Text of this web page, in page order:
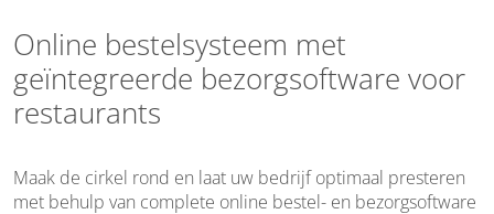
Online bestelsysteem met
geïntegreerde bezorgsoftware voor
restaurants
Maak de cirkel rond en laat uw bedrijf optimaal presteren
met behulp van complete online bestel- en bezorgsoftware